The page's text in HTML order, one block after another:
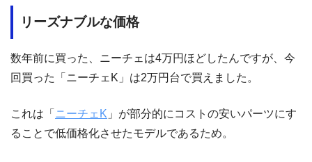
リーズナブルな価格
数年前に買った、ニーチェは4万円ほどしたんですが、今
回買った「ニーチェK」は2万円台で買えました。
これは「 ニーチェK 」が部分的にコストの安いパーツにす
ることで低価格化させたモデルであるため。